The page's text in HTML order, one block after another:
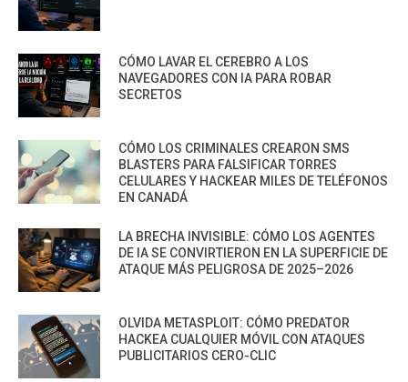
CÓMO LAVAR EL CEREBRO A LOS
NAVEGADORES CON IA PARA ROBAR
SECRETOS
CÓMO LOS CRIMINALES CREARON SMS
BLASTERS PARA FALSIFICAR TORRES
CELULARES Y HACKEAR MILES DE TELÉFONOS
EN CANADÁ
LA BRECHA INVISIBLE: CÓMO LOS AGENTES
DE IA SE CONVIRTIERON EN LA SUPERFICIE DE
ATAQUE MÁS PELIGROSA DE 2025–2026
OLVIDA METASPLOIT: CÓMO PREDATOR
HACKEA CUALQUIER MÓVIL CON ATAQUES
PUBLICITARIOS CERO-CLIC